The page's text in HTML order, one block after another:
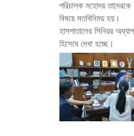
পরিচালক মহোদয় তাদেরকে
বিষয়ে মতবিনিময় হয়।
হাসপাতালের সিনিয়র
হিসেবে দেখা হচ্ছে।